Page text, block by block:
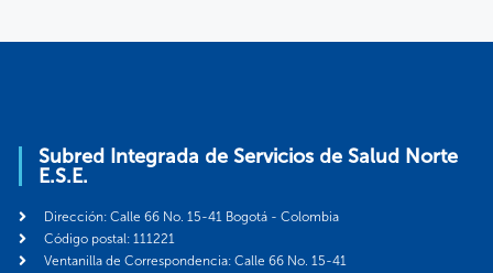
Subred Integrada de Servicios de Salud Norte
E.S.E.
Dirección: Calle 66 No. 15-41 Bogotá - Colombia
Código postal: 111221
Ventanilla de Correspondencia: Calle 66 No. 15-41